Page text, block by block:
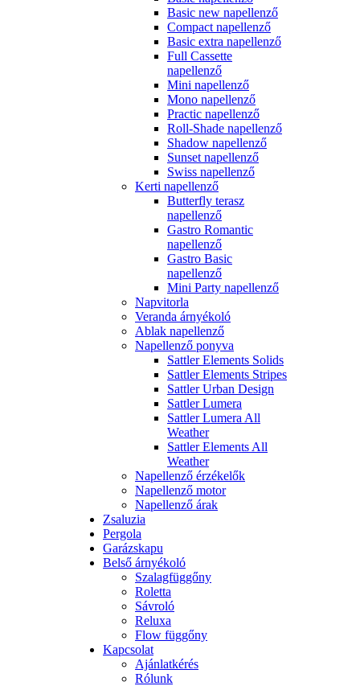
Basic new napellenző
Compact napellenző
Basic extra napellenző
Full Cassette
napellenző
Mini napellenző
Mono napellenző
Practic napellenző
Roll-Shade napellenző
Shadow napellenző
Sunset napellenző
Swiss napellenző
Kerti napellenző
Butterfly terasz
napellenző
Gastro Romantic
napellenző
Gastro Basic
napellenző
Mini Party napellenző
Napvitorla
Veranda árnyékoló
Ablak napellenző
Napellenző ponyva
Sattler Elements Solids
Sattler Elements Stripes
Sattler Urban Design
Sattler Lumera
Sattler Lumera All
Weather
Sattler Elements All
Weather
Napellenző érzékelők
Napellenző motor
Napellenző árak
Zsaluzia
Pergola
Garázskapu
Belső árnyékoló
Szalagfüggőny
Roletta
Sávroló
Reluxa
Flow függőny
Kapcsolat
Ajánlatkérés
Rólunk